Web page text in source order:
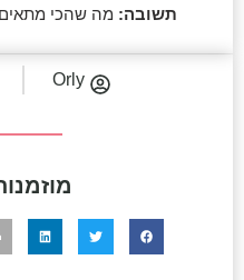
תשובה: מה שהכי
Orly